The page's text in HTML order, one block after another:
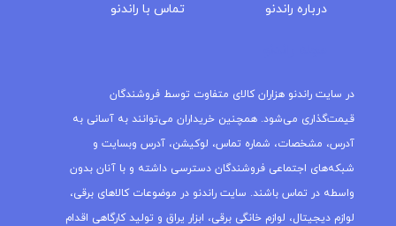
درباره‌ راندنو تماس با راندنو
در سایت راندنو هزاران کالای متفاوت توسط فروشندگان
قیمت‌گذاری می‌شود. همچنین خریداران می‌توانند به آسانی به
آدرس، مشخصات، شماره تماس، لوکیشن، آدرس وبسایت و
شبکه‌های اجتماعی فروشندگان دسترسی داشته و با آنان بدون
واسطه در تماس باشند. سایت راندنو در موضوعات کالاهای برقی،
لوازم دیجیتال، لوازم خانگی برقی، ابزار یراق و تولید کارگاهی اقدام